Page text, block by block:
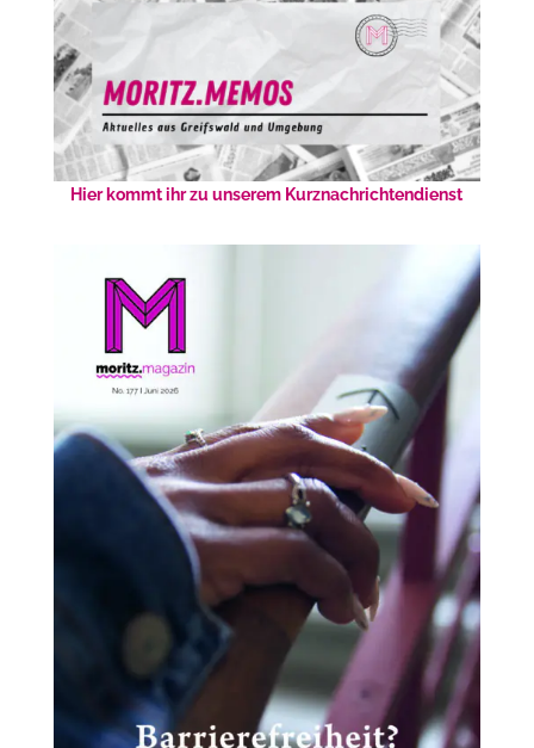
Hier kommt ihr zu unserem Kurznachrichtendienst